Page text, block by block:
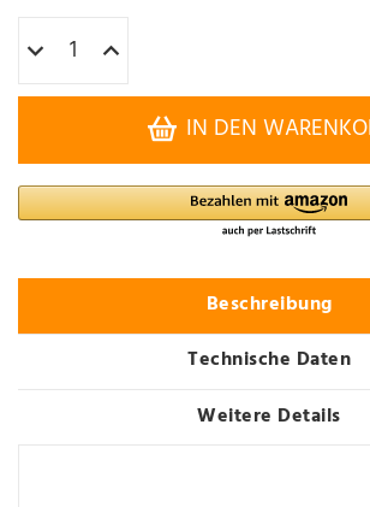
IN DEN
Beschreibung
Technische Daten
Weitere Details